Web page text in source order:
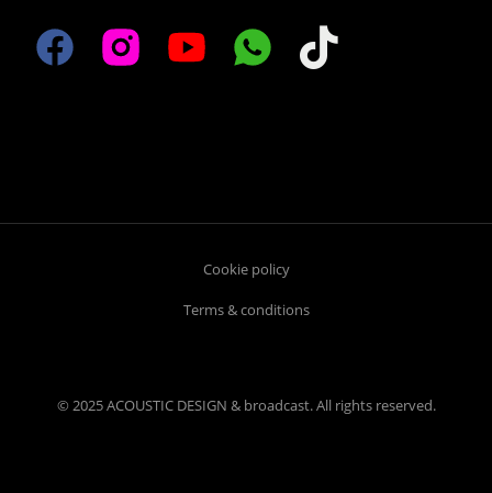
© 2025 ACOUSTIC DESIGN & broadcast. All rights reserved.
Cookie policy
Terms & conditions